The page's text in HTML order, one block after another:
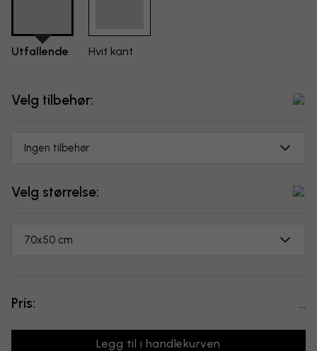
Utfallende Hvit kant
Velg tilbehør:
Ingen tilbehør
Velg størrelse:
70x50 cm
Pris:
Legg til i handlekurven